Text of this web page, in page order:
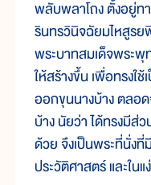
พลับพลาโถง ตั้งอยู่ท
รินทรวินิจฉัยมไหสูร
พระบาทสมเด็จพระพุ
ให้สร้างขึ้น เพื่อทรงใ
ออกขุนนางบ้าง ตลอ
บ้าง นัยว่า ได้ทรงมีส่
ด้วย จึงเป็นพระที่นั่ง
ประวัติศาสตร์ และใน